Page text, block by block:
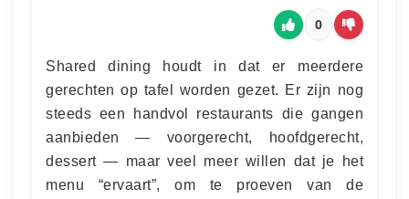
0
Shared dining houdt in dat er meerdere
gerechten op tafel worden gezet. Er zijn nog
steeds een handvol restaurants die gangen
aanbieden — voorgerecht, hoofdgerecht,
dessert — maar veel meer willen dat je het
menu “ervaart”, om te proeven van de